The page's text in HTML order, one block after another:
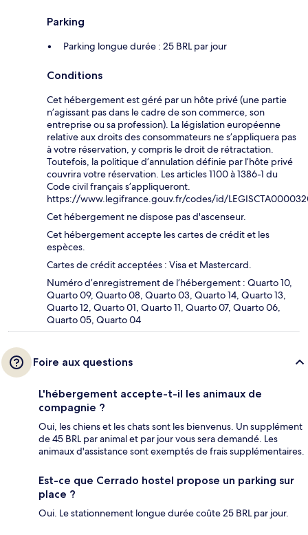
Parking
Parking longue durée : 25 BRL par jour
Conditions
Cet hébergement est géré par un hôte privé (une partie
n’agissant pas dans le cadre de son commerce, son
entreprise ou sa profession). La législation européenne
relative aux droits des consommateurs ne s’appliquera pas
à votre réservation, y compris le droit de rétractation.
Toutefois, la politique d’annulation définie par l’hôte privé
couvrira votre réservation. Les articles 1100 à 1386-1 du
Code civil français s’appliqueront.
https://www.legifrance.gouv.fr/codes/id/
Cet hébergement ne dispose pas d'ascenseur.
Cet hébergement accepte les cartes de crédit et les
espèces.
Cartes de crédit acceptées : Visa et Mastercard.
Numéro d’enregistrement de l’hébergement : Quarto 10,
Quarto 09, Quarto 08, Quarto 03, Quarto 14, Quarto 13,
Quarto 12, Quarto 01, Quarto 11, Quarto 07, Quarto 06,
Quarto 05, Quarto 04
Foire aux questions
L'hébergement accepte-t-il les animaux de
compagnie ?
Oui, les chiens et les chats sont les bienvenus. Un supplément
de 45 BRL par animal et par jour vous sera demandé. Les
animaux d'assistance sont exemptés de frais supplémentaires.
Est-ce que Cerrado hostel propose un parking sur
place ?
Oui. Le stationnement longue durée coûte 25 BRL par jour.